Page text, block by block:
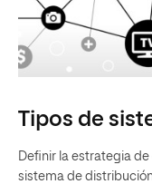
Tipos de
Definir la estrategia
sistema de